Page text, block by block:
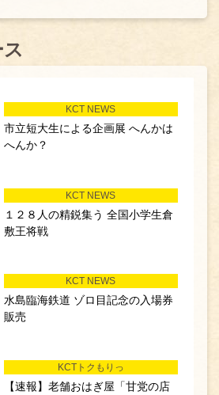
KCT NEWS
市立短大生による企画展 へんかは
へんか？
KCT NEWS
１２８人の精鋭集う 全国小学生倉
敷王将戦
KCT NEWS
水島臨海鉄道 ゾロ目記念の入場券
販売
KCTトクもりっ
【速報】老舗おはぎ屋「甘党の店